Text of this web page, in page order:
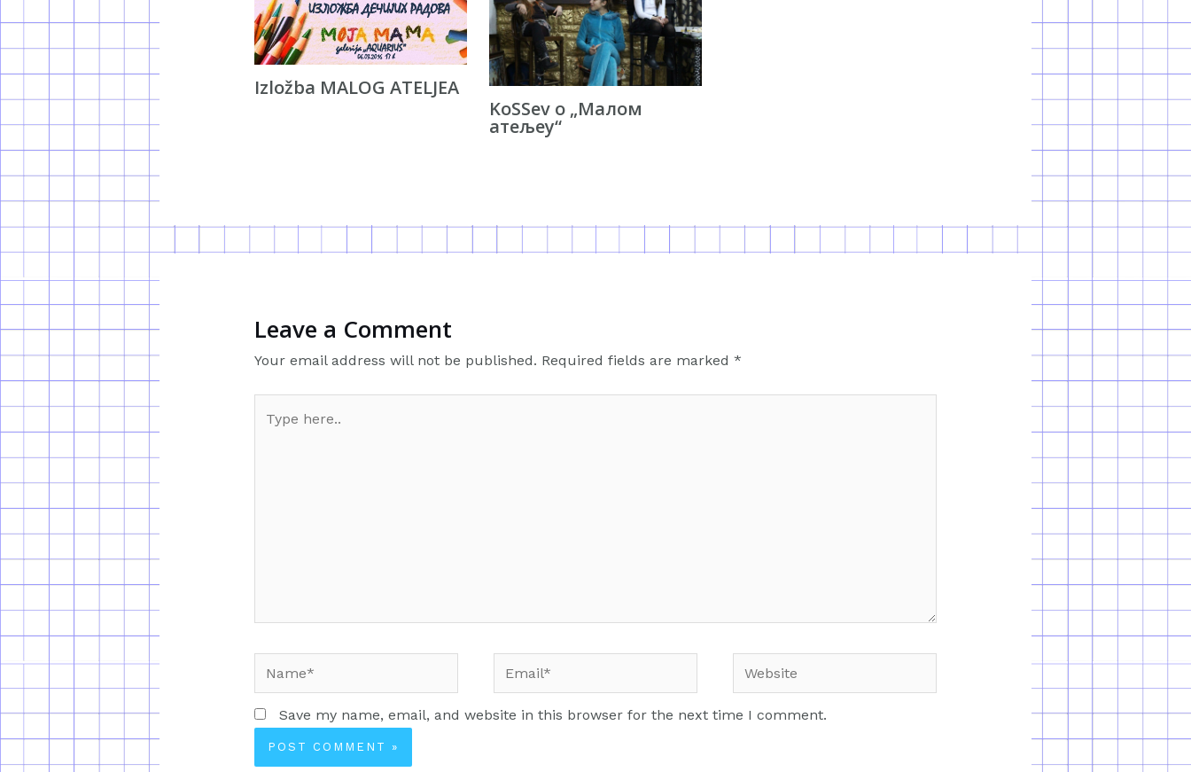
Izložba MALOG ATELJEA
KoSSev о „Малом
атељеу“
Leave a Comment
Your email address will not be published. Required fields are marked *
Save my name, email, and website in this browser for the next time I comment.